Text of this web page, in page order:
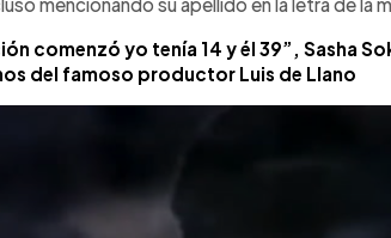
comenzó yo tenía 14 y él 39”, Sasha
del famoso productor Luis de Llano